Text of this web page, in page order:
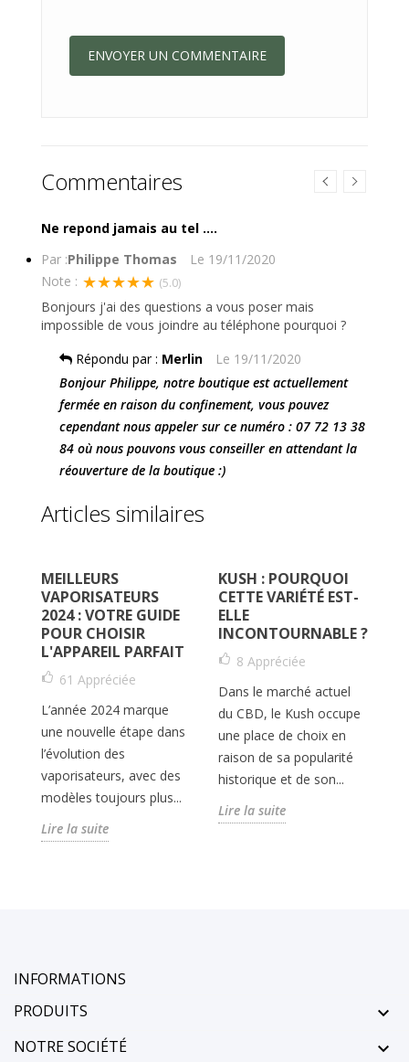
Commentaires
Ne repond jamais au tel ....
Par :Philippe Thomas Le 19/11/2020
Note : ★★★★★ (5.0)
Bonjours j'ai des questions a vous poser mais
impossible de vous joindre au téléphone pourquoi ?
Répondu par : Merlin Le 19/11/2020
Bonjour Philippe, notre boutique est actuellement
fermée en raison du confinement, vous pouvez
cependant nous appeler sur ce numéro : 07 72 13 38
84 où nous pouvons vous conseiller en attendant la
réouverture de la boutique :)
Articles similaires
MEILLEURS
VAPORISATEURS
2024 : VOTRE GUIDE
POUR CHOISIR
L'APPAREIL PARFAIT
61 Appréciée
L’année 2024 marque
une nouvelle étape dans
l’évolution des
vaporisateurs, avec des
modèles toujours plus...
Lire la suite
KUSH : POURQUOI
CETTE VARIÉTÉ EST-
ELLE
INCONTOURNABLE ?
8 Appréciée
Dans le marché actuel
du CBD, le Kush occupe
une place de choix en
raison de sa popularité
historique et de son...
Lire la suite
INFORMATIONS
PRODUITS

NOTRE SOCIÉTÉ 